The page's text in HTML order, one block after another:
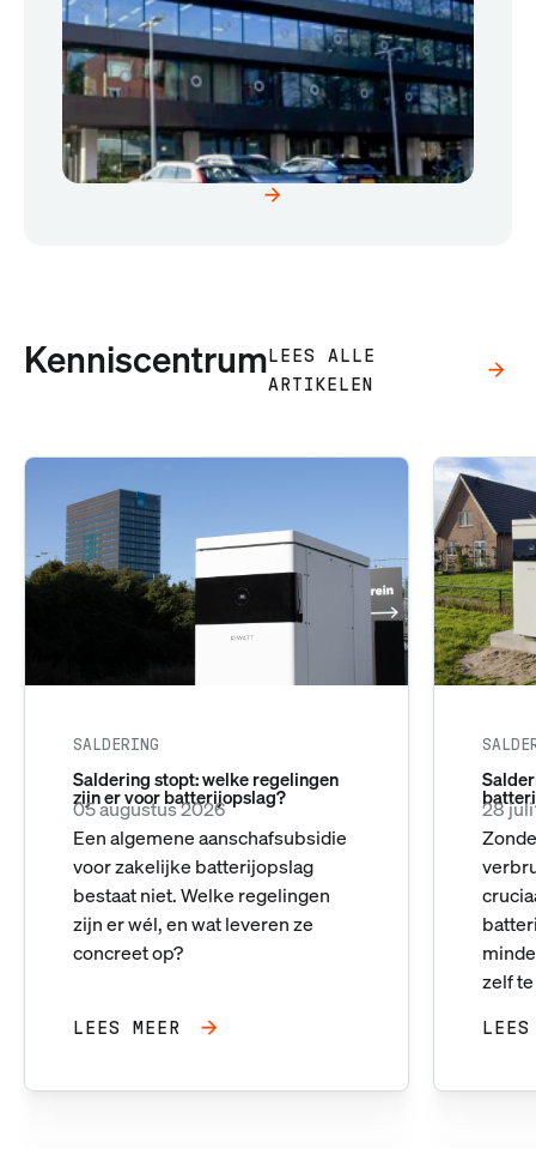
Kenniscentrum LEES ALLE
ARTIKELEN
SALDERING
Saldering stopt: welke regelingen
zijn er voor batterijopslag?
05 augustus 2026
Een algemene aanschafsubsidie
voor zakelijke batterijopslag
bestaat niet. Welke regelingen
zijn er wél, en wat leveren ze
concreet op?
LEES MEER
28
zelf